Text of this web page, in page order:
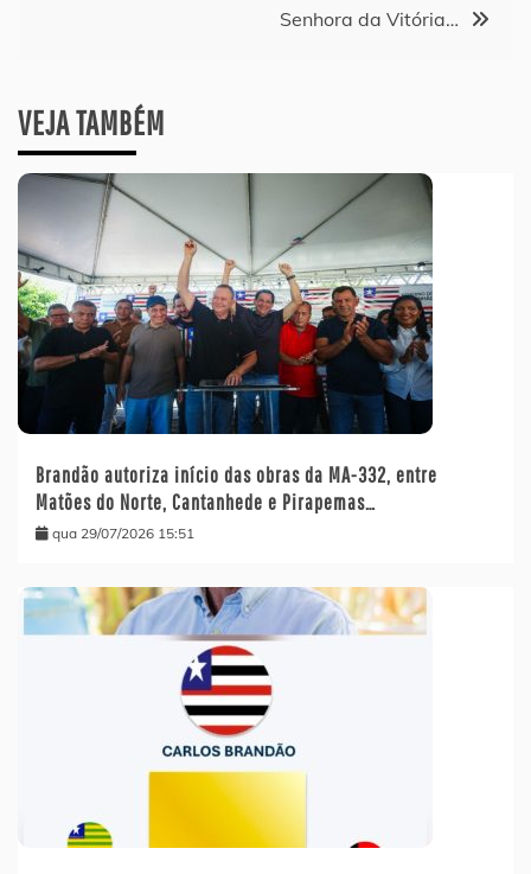
Senhora da Vitória…
VEJA TAMBÉM
Brandão autoriza início das obras da MA-332, entre
Matões do Norte, Cantanhede e Pirapemas…
qua 29/07/2026 15:51